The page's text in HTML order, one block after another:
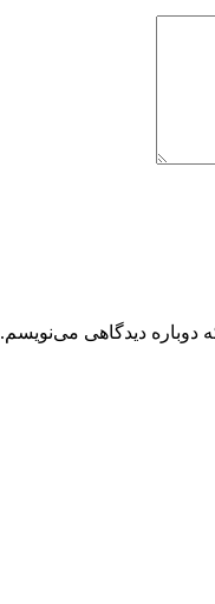
دوباره دیدگاهی می‌نویسم.